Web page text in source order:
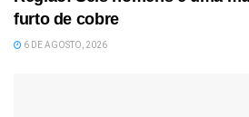
furto de cobre
6 DE AGOSTO, 2026